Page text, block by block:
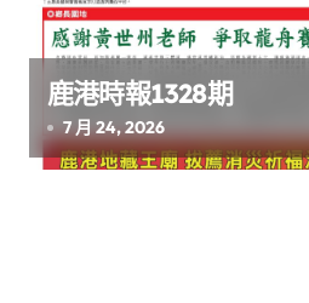
鹿港時報1328期
7 月 24, 2026